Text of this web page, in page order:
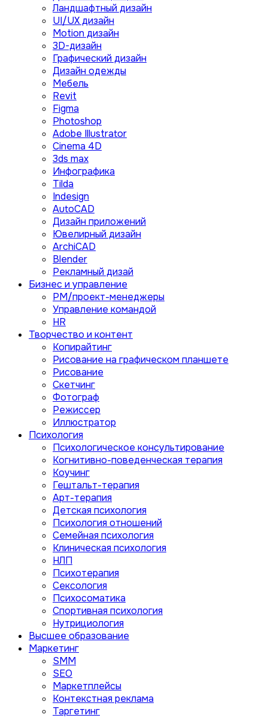
Ландшафтный дизайн
UI/UX дизайн
Motion дизайн
3D-дизайн
Графический дизайн
Дизайн одежды
Мебель
Revit
Figma
Photoshop
Adobe Illustrator
Сinema 4D
3ds max
Инфографика
Tilda
Indesign
AutoCAD
Дизайн приложений
Ювелирный дизайн
ArchiCAD
Blender
Рекламный дизай
Бизнес и управление
PM/проект-менеджеры
Управление командой
HR
Творчество и контент
Копирайтинг
Рисование на графическом планшете
Рисование
Скетчинг
Фотограф
Режиссер
Иллюстратор
Психология
Психологическое консультирование
Когнитивно-поведенческая терапия
Коучинг
Гештальт-терапия
Арт-терапия
Детская психология
Психология отношений
Семейная психология
Клиническая психология
НЛП
Психотерапия
Сексология
Психосоматика
Спортивная психология
Нутрициология
Высшее образование
Маркетинг
SMM
SEO
Маркетплейсы
Контекстная реклама
Таргетинг